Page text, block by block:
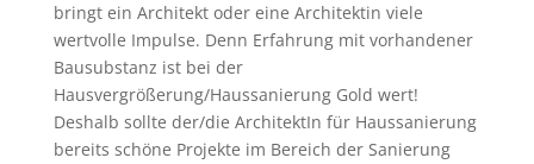
bringt ein Architekt oder eine Architektin viele
wertvolle Impulse. Denn Erfahrung mit vorhandener
Bausubstanz ist bei der
Hausvergrößerung/Haussanierung Gold wert!
Deshalb sollte der/die ArchitektIn für Haussanierung
bereits schöne Projekte im Bereich der Sanierung